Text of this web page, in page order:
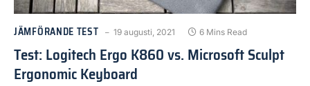
JÄMFÖRANDE TEST 19 augusti, 2021 6 Mins Read
Test: Logitech Ergo K860 vs. Microsoft Sculpt
Ergonomic Keyboard